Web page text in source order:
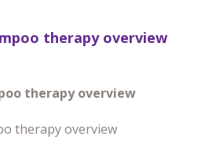
therapy overview
therapy overview
therapy overview